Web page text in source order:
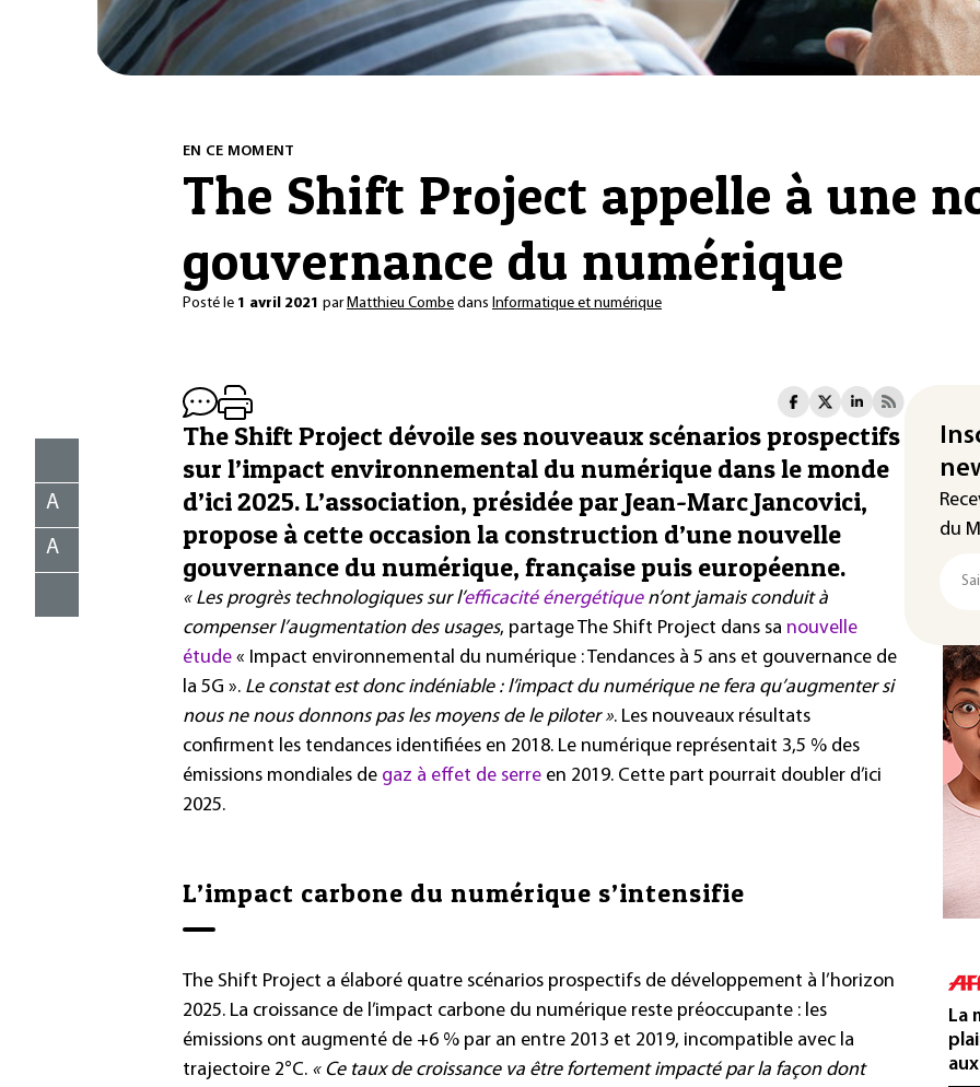
EN CE MOMENT
The Shift Project appelle à une
gouvernance du numérique
Posté le 1 avril 2021 par Matthieu Combe dans Informatique et numérique
A
A
The Shift Project dévoile ses nouveaux scénarios prospectifs
sur l’impact environnemental du numérique dans le monde
d’ici 2025. L’association, présidée par Jean-Marc Jancovici,
propose à cette occasion la construction d’une nouvelle
gouvernance du numérique, française puis européenne.
« Les progrès technologiques sur l’efficacité énergétiquen’ont jamais conduit à
compenser l’augmentation des usages, partage The Shift Project dans sa nouvelle
étude « Impact environnemental du numérique : Tendances à 5 ans et gouvernance de
la 5G ». Le constat est donc indéniable : l’impact du numérique ne fera qu’augmenter si
nous ne nous donnons pas les moyens de le piloter ». Les nouveaux résultats
confirment les tendances identifiées en 2018. Le numérique représentait 3,5 % des
émissions mondiales de gaz à effet de serre en 2019. Cette part pourrait doubler d’ici
2025.
L’impact carbone du numérique s’intensifie
The Shift Project a élaboré quatre scénarios prospectifs de développement à l’horizon
2025. La croissance de l’impact carbone du numérique reste préoccupante : les
émissions ont augmenté de +6 % par an entre 2013 et 2019, incompatible avec la
trajectoire 2°C. « Ce taux de croissance va être fortement impacté par la façon dont
du
La